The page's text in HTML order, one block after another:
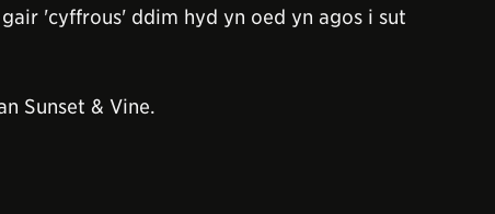
'cyffrous' ddim hyd yn oed yn agos i sut
Sunset & Vine.